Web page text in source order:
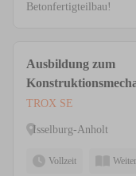
Betonfertigteilbau!
Ausbildung zum
TROX SE
Isselburg-Anholt
Vollzeit